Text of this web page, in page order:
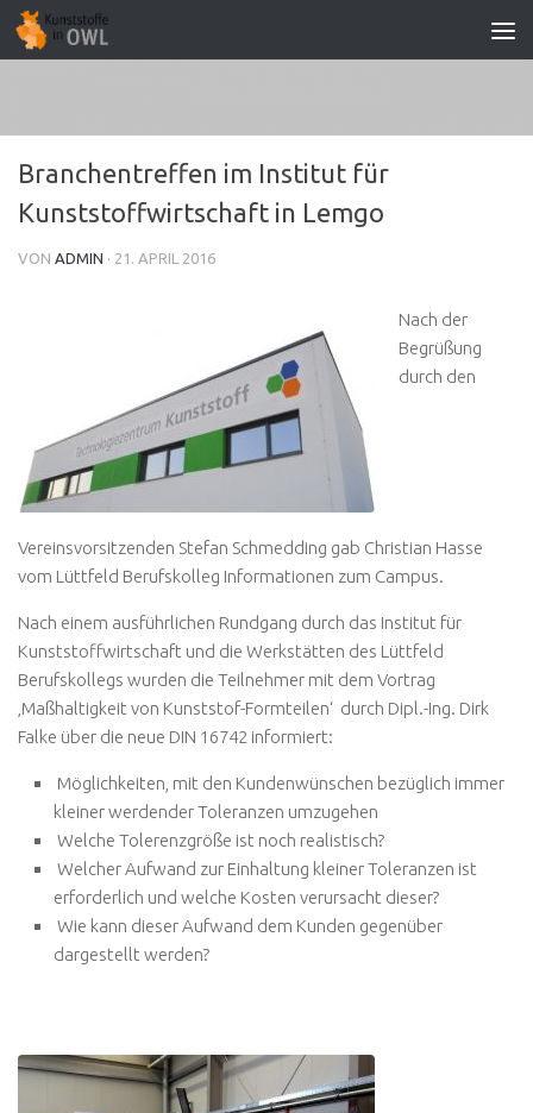
Zum Inhalt springen
Branchentreffen im Institut für
Kunststoffwirtschaft in Lemgo
VON ADMIN · 21. APRIL 2016
Nach der
Begrüßung
durch den
Vereinsvorsitzenden Stefan Schmedding gab Christian Hasse
vom Lüttfeld Berufskolleg Informationen zum Campus.
Nach einem ausführlichen Rundgang durch das Institut für
Kunststoffwirtschaft und die Werkstätten des Lüttfeld
Berufskollegs wurden die Teilnehmer mit dem Vortrag
‚Maßhaltigkeit von Kunststof-Formteilen‘ durch Dipl.-Ing. Dirk
Falke über die neue DIN 16742 informiert:
Möglichkeiten, mit den Kundenwünschen bezüglich immer
kleiner werdender Toleranzen umzugehen
Welche Tolerenzgröße ist noch realistisch?
Welcher Aufwand zur Einhaltung kleiner Toleranzen ist
erforderlich und welche Kosten verursacht dieser?
Wie kann dieser Aufwand dem Kunden gegenüber
dargestellt werden?